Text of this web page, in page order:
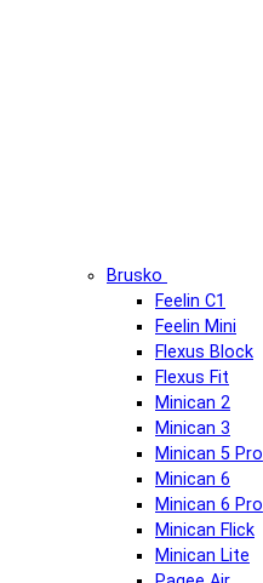
Brusko
Feelin C1
Feelin Mini
Flexus Block
Flexus Fit
Minican 2
Minican 3
Minican 5 Pro
Minican 6
Minican 6 Pro
Minican Flick
Minican Lite